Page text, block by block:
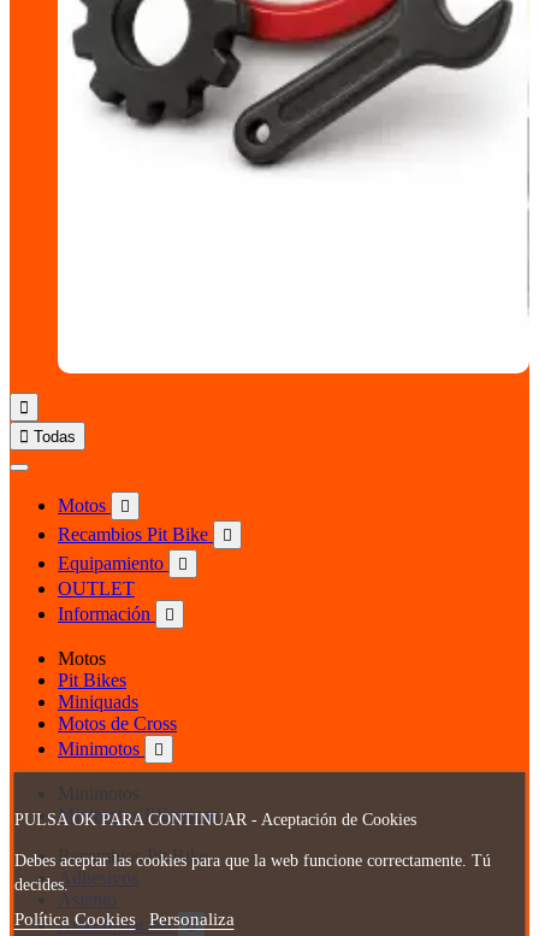

 Todas
Motos 
Recambios Pit Bike 
Equipamiento 
OUTLET
Información

Motos
Pit Bikes
Miniquads
Motos de Cross
Minimotos

Minimotos
Minimotos Eléctricas
Recambios Pit Bike
Adhesivos
Asiento
Amortiguación 
PULSA OK PARA CONTINUAR - Aceptación de Cookies
Debes aceptar las cookies para que la web funcione correctamente. Tú
decides.
Política Cookies Personaliza